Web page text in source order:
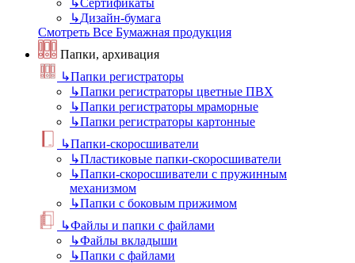
↳Дизайн-бумага
Смотреть Все Бумажная продукция
Папки, архивация
↳Папки регистраторы
↳Папки регистраторы цветные ПВХ
↳Папки регистраторы мраморные
↳Папки регистраторы картонные
↳Папки-скоросшиватели
↳Пластиковые папки-скоросшиватели
↳Папки-скоросшиватели с пружинным
механизмом
↳Папки с боковым прижимом
↳Файлы и папки с файлами
↳Файлы вкладыши
↳Папки с файлами